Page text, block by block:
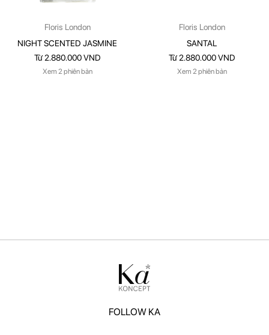
Floris London
NIGHT SCENTED JASMINE
Từ 2.880.000 VND
Xem 2 phiên bản
Floris London
SANTAL
Từ 2.880.000 VND
Xem 2 phiên bản
FOLLOW KA